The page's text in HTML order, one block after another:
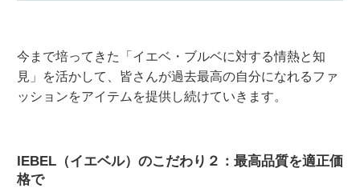
今まで培ってきた「イエベ・ブルベに対する情熱と知
見」を活かして、皆さんが過去最高の自分になれるファ
ッションをアイテムを提供し続けていきます。
IEBEL（イエベル）のこだわり２：最高品質を適正価
格で